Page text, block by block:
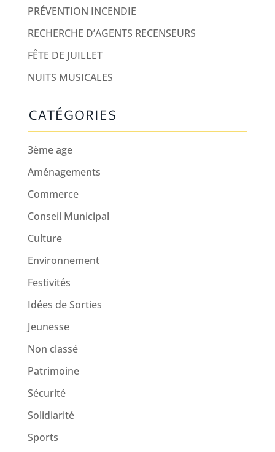
PRÉVENTION INCENDIE
RECHERCHE D’AGENTS RECENSEURS
FÊTE DE JUILLET
NUITS MUSICALES
CATÉGORIES
3ème age
Aménagements
Commerce
Conseil Municipal
Culture
Environnement
Festivités
Idées de Sorties
Jeunesse
Non classé
Patrimoine
Sécurité
Solidiarité
Sports